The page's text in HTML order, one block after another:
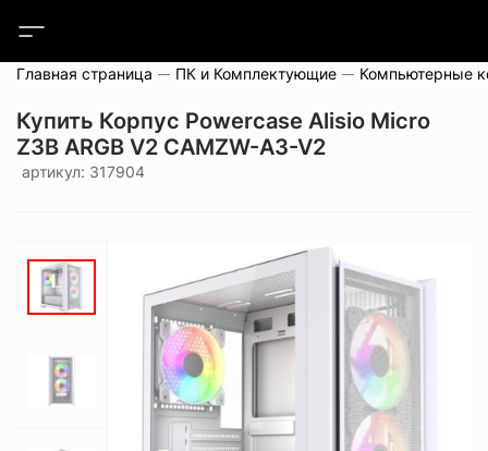
Главная страница ПК и Комплектующие Компьютерные
Купить Корпус Powercase Alisio Micro
Z3B ARGB V2 CAMZW-A3-V2
артикул: 317904